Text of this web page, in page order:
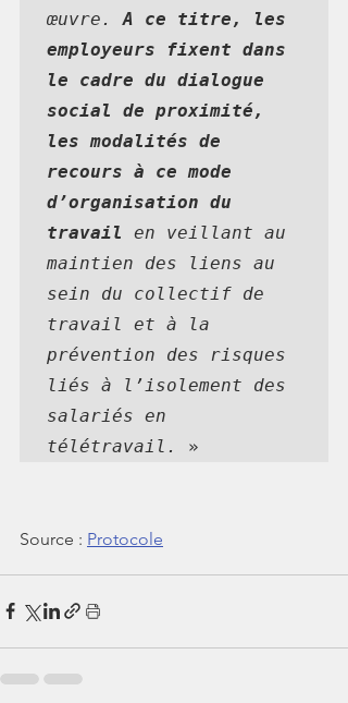
œuvre. A ce titre, les
employeurs fixent dans
le cadre du dialogue
social de proximité,
les modalités de
recours à ce mode
d’organisation du
travail
en veillant au
maintien des liens au
sein du collectif de
travail et à la
prévention des risques
liés à l’isolement des
salariés en
télétravail.
»
Source : Protocole